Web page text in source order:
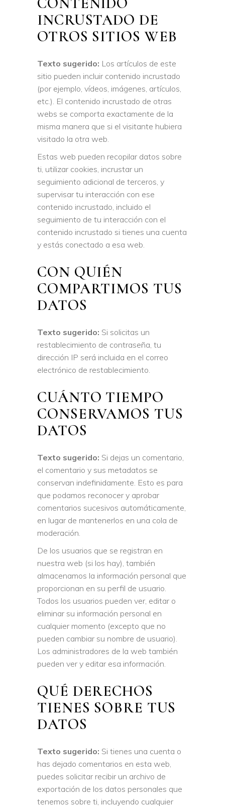
INCRUSTADO DE
OTROS SITIOS WEB
Texto sugerido: Los artículos de este
sitio pueden incluir contenido incrustado
(por ejemplo, vídeos, imágenes, artículos,
etc.). El contenido incrustado de otras
webs se comporta exactamente de la
misma manera que si el visitante hubiera
visitado la otra web.
Estas web pueden recopilar datos sobre
ti, utilizar cookies, incrustar un
seguimiento adicional de terceros, y
supervisar tu interacción con ese
contenido incrustado, incluido el
seguimiento de tu interacción con el
contenido incrustado si tienes una cuenta
y estás conectado a esa web.
CON QUIÉN
COMPARTIMOS TUS
DATOS
Texto sugerido: Si solicitas un
restablecimiento de contraseña, tu
dirección IP será incluida en el correo
electrónico de restablecimiento.
CUÁNTO TIEMPO
CONSERVAMOS TUS
DATOS
Texto sugerido: Si dejas un comentario,
el comentario y sus metadatos se
conservan indefinidamente. Esto es para
que podamos reconocer y aprobar
comentarios sucesivos automáticamente,
en lugar de mantenerlos en una cola de
moderación.
De los usuarios que se registran en
nuestra web (si los hay), también
almacenamos la información personal que
proporcionan en su perfil de usuario.
Todos los usuarios pueden ver, editar o
eliminar su información personal en
cualquier momento (excepto que no
pueden cambiar su nombre de usuario).
Los administradores de la web también
pueden ver y editar esa información.
QUÉ DERECHOS
TIENES SOBRE TUS
DATOS
Texto sugerido: Si tienes una cuenta o
has dejado comentarios en esta web,
puedes solicitar recibir un archivo de
exportación de los datos personales que
tenemos sobre ti, incluyendo cualquier